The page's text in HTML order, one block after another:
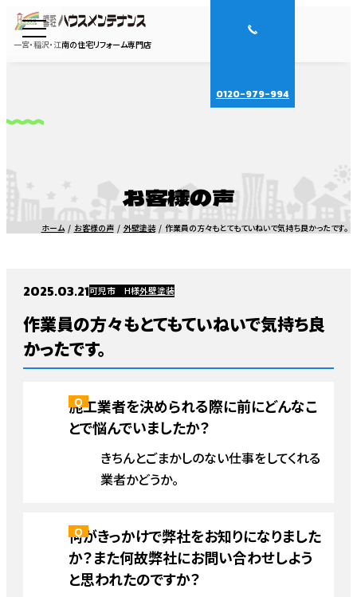
一宮・稲沢・江南の住宅リフォーム専門店
0120-979-994
お客様の声
ホーム お客様の声 外壁塗装 作業員の方々もとてもていねいで気持ち良かったです。
2025.03.21可児市 H様外壁塗装
作業員の方々もとてもていねいで気持ち良
かったです。
施工業者を決められる際に前にどんなこ
とで悩んでいましたか？
きちんとごまかしのない仕事をしてくれる
業者かどうか。
何がきっかけで弊社をお知りになりました
か？また何故弊社にお問い合わせしよう
と思われたのですか？